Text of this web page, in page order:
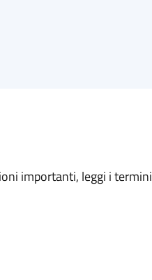
importanti, leggi i termini